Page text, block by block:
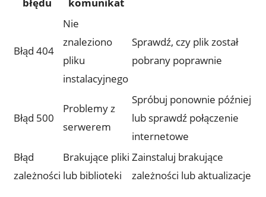
Błąd 404
Nie
znaleziono
pliku
instalacyjnego
Sprawdź, czy plik został
pobrany poprawnie
Błąd 500
Problemy z
serwerem
Spróbuj ponownie później
lub sprawdź połączenie
internetowe
Błąd
zależności
Brakujące pliki
lub biblioteki
Zainstaluj brakujące
zależności lub aktualizacje